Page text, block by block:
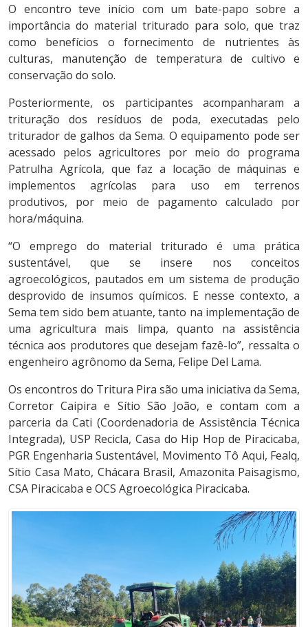
O encontro teve início com um bate-papo sobre a
importância do material triturado para solo, que traz
como benefícios o fornecimento de nutrientes às
culturas, manutenção de temperatura de cultivo e
conservação do solo.
Posteriormente, os participantes acompanharam a
trituração dos resíduos de poda, executadas pelo
triturador de galhos da Sema. O equipamento pode ser
acessado pelos agricultores por meio do programa
Patrulha Agrícola, que faz a locação de máquinas e
implementos agrícolas para uso em terrenos
produtivos, por meio de pagamento calculado por
hora/máquina.
“O emprego do material triturado é uma prática
sustentável, que se insere nos conceitos
agroecológicos, pautados em um sistema de produção
desprovido de insumos químicos. E nesse contexto, a
Sema tem sido bem atuante, tanto na implementação de
uma agricultura mais limpa, quanto na assistência
técnica aos produtores que desejam fazê-lo”, ressalta o
engenheiro agrônomo da Sema, Felipe Del Lama.
Os encontros do Tritura Pira são uma iniciativa da Sema,
Corretor Caipira e Sítio São João, e contam com a
parceria da Cati (Coordenadoria de Assistência Técnica
Integrada), USP Recicla, Casa do Hip Hop de Piracicaba,
PGR Engenharia Sustentável, Movimento Tô Aqui, Fealq,
Sítio Casa Mato, Chácara Brasil, Amazonita Paisagismo,
CSA Piracicaba e OCS Agroecológica Piracicaba.